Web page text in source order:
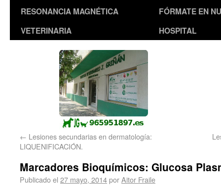
RESONANCIA MAGNÉTICA
VETERINARIA
FÓRMATE EN
HOSPITAL
← Lesiones secundarias en dermatología:
LIQUENIFICACIÓN.
Marcadores Bioquímicos: Glucosa
Publicado el 27 mayo, 2014porAitor Fraile